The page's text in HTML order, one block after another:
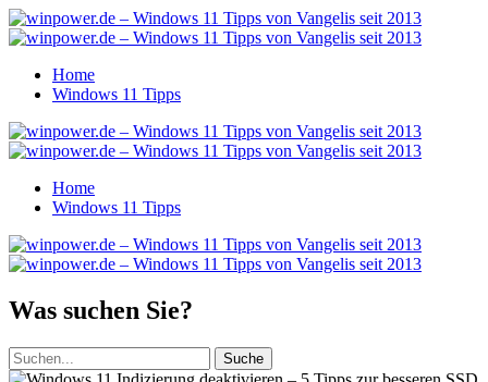
Home
Windows 11 Tipps
Home
Windows 11 Tipps
Was suchen Sie?
Suche